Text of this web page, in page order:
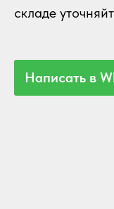
складе
Написать в